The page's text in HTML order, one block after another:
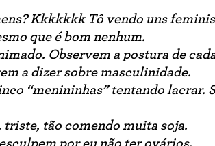
Kkkkkkk Tô vendo uns
que é bom nenhum.
Observem a postura de
a dizer sobre masculinidade.
“menininhas” tentando lacrar.
triste, tão comendo muita soja.
por eu não ter ovários.